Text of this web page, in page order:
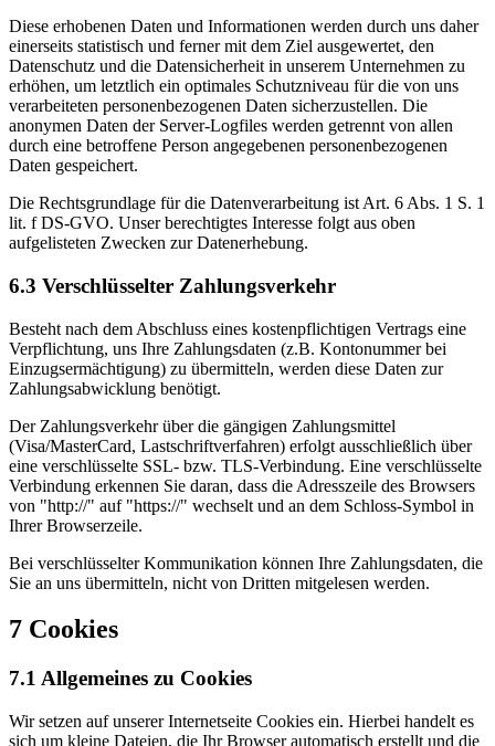
Diese erhobenen Daten und Informationen werden durch uns daher
einerseits statistisch und ferner mit dem Ziel ausgewertet, den
Datenschutz und die Datensicherheit in unserem Unternehmen zu
erhöhen, um letztlich ein optimales Schutzniveau für die von uns
verarbeiteten personenbezogenen Daten sicherzustellen. Die
anonymen Daten der Server-Logfiles werden getrennt von allen
durch eine betroffene Person angegebenen personenbezogenen
Daten gespeichert.
Die Rechtsgrundlage für die Datenverarbeitung ist Art. 6 Abs. 1 S. 1
lit. f DS-GVO. Unser berechtigtes Interesse folgt aus oben
aufgelisteten Zwecken zur Datenerhebung.
6.3 Verschlüsselter Zahlungsverkehr
Besteht nach dem Abschluss eines kostenpflichtigen Vertrags eine
Verpflichtung, uns Ihre Zahlungsdaten (z.B. Kontonummer bei
Einzugsermächtigung) zu übermitteln, werden diese Daten zur
Zahlungsabwicklung benötigt.
Der Zahlungsverkehr über die gängigen Zahlungsmittel
(Visa/MasterCard, Lastschriftverfahren) erfolgt ausschließlich über
eine verschlüsselte SSL- bzw. TLS-Verbindung. Eine verschlüsselte
Verbindung erkennen Sie daran, dass die Adresszeile des Browsers
von "http://" auf "https://" wechselt und an dem Schloss-Symbol in
Ihrer Browserzeile.
Bei verschlüsselter Kommunikation können Ihre Zahlungsdaten, die
Sie an uns übermitteln, nicht von Dritten mitgelesen werden.
7 Cookies
7.1 Allgemeines zu Cookies
Wir setzen auf unserer Internetseite Cookies ein. Hierbei handelt es
sich um kleine Dateien, die Ihr Browser automatisch erstellt und die